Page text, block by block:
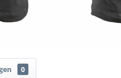
0